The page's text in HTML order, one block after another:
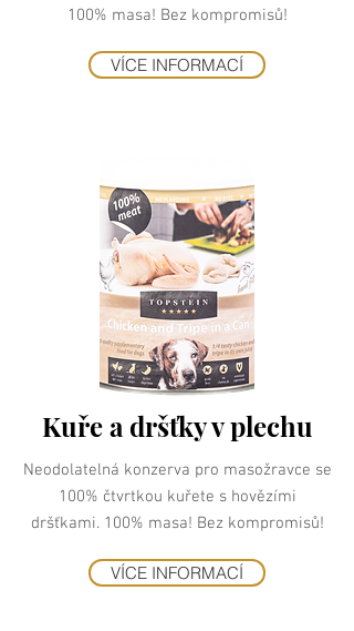
100% masa! Bez kompromisů!
VÍCE INFORMACÍ
Kuře a dršťky v plechu
Neodolatelná konzerva pro masožravce se
100% čtvrtkou kuřete s hovězími
dršťkami. 100% masa! Bez kompromisů!
VÍCE INFORMACÍ